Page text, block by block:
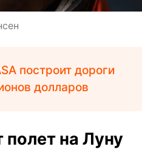
построит дороги
долларов
полет на Луну